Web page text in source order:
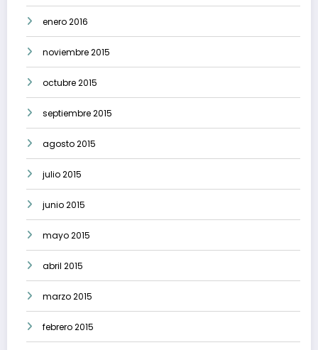
enero 2016
noviembre 2015
octubre 2015
septiembre 2015
agosto 2015
julio 2015
junio 2015
mayo 2015
abril 2015
marzo 2015
febrero 2015